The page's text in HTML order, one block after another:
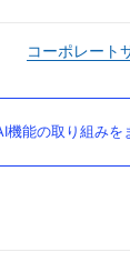
コーポレート
能の取り組みを